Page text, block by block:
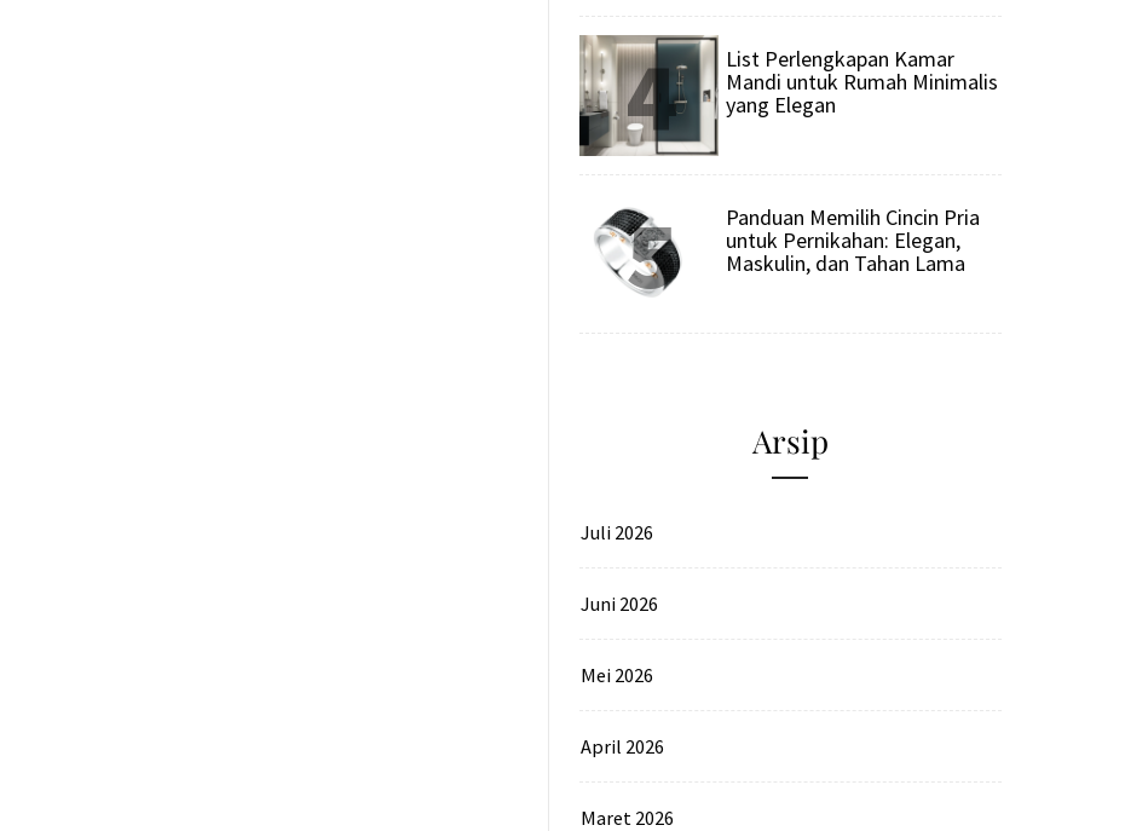
4
List Perlengkapan Kamar
Mandi untuk Rumah Minimalis
yang Elegan
5
Panduan Memilih Cincin Pria
untuk Pernikahan: Elegan,
Maskulin, dan Tahan Lama
Arsip
Juli 2026
Juni 2026
Mei 2026
April 2026
Maret 2026